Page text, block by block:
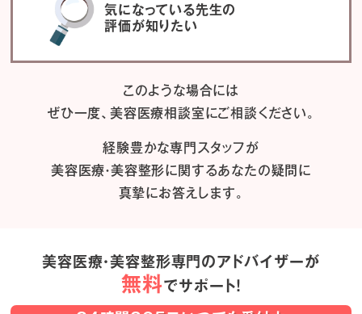
気になっている先生の
評価が知りたい
このような場合には
ぜひ一度、美容医療相談室にご相談ください。
経験豊かな専門スタッフが
美容医療・美容整形に関するあなたの疑問に
真摯にお答えします。
美容医療・美容整形専門のアドバイザーが
無料でサポート！